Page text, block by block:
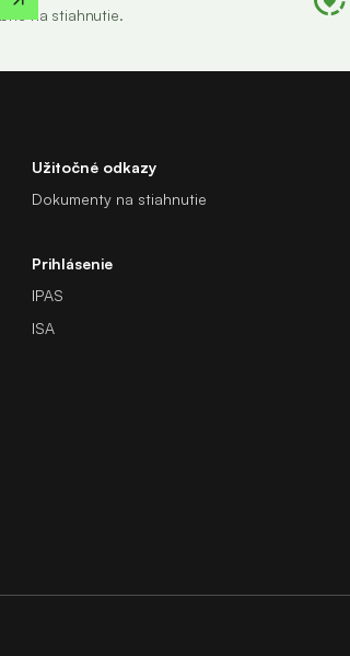
na stiahnutie.
Užitočné odkazy
Dokumenty na stiahnutie
Prihlásenie
IPAS
ISA